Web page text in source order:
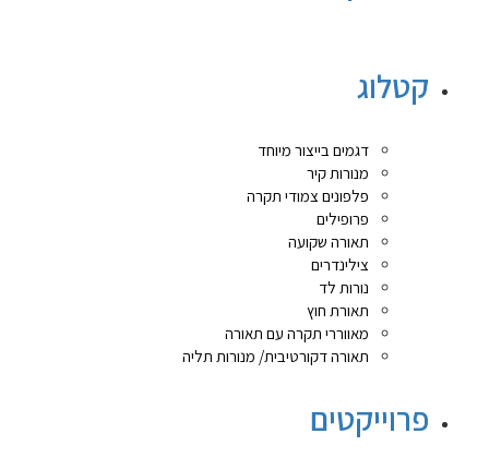
קטלוג
דגמים בייצור מיוחד
מנורות קיר
פלפונים צמודי תקרה
פרופילים
תאורה שקועה
צילינדרים
נורות לד
תאורת חוץ
מאווררי תקרה עם תאורה
תאורה דקורטיבית/ מנורות תליה
פרוייקטים